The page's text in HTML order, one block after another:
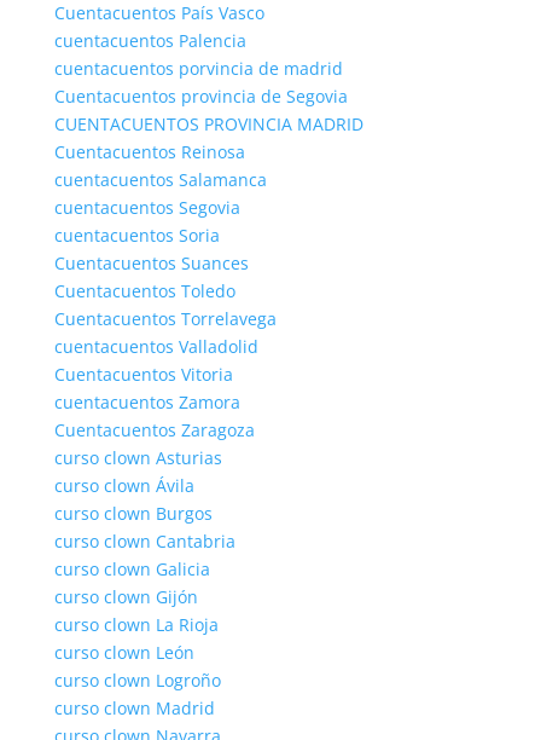
Cuentacuentos País Vasco
cuentacuentos Palencia
cuentacuentos porvincia de madrid
Cuentacuentos provincia de Segovia
CUENTACUENTOS PROVINCIA MADRID
Cuentacuentos Reinosa
cuentacuentos Salamanca
cuentacuentos Segovia
cuentacuentos Soria
Cuentacuentos Suances
Cuentacuentos Toledo
Cuentacuentos Torrelavega
cuentacuentos Valladolid
Cuentacuentos Vitoria
cuentacuentos Zamora
Cuentacuentos Zaragoza
curso clown Asturias
curso clown Ávila
curso clown Burgos
curso clown Cantabria
curso clown Galicia
curso clown Gijón
curso clown La Rioja
curso clown León
curso clown Logroño
curso clown Madrid